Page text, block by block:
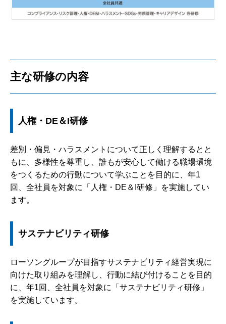
主な研修の内容
人権・DE＆I研修
差別・偏見・ハラスメントについて正しく理解するとと
もに、多様性を尊重し、誰もが安心して働ける職場環境
をつくるための行動について学ぶことを目的に、年1
回、全社員を対象に「人権・DE＆I研修」を実施してい
ます。
サステナビリティ研修
ローソングループが目指すサステナビリティ経営実現に
向けた取り組みを理解し、行動に結び付けることを目的
に、年1回、全社員を対象に「サステナビリティ研修」
を実施しています。